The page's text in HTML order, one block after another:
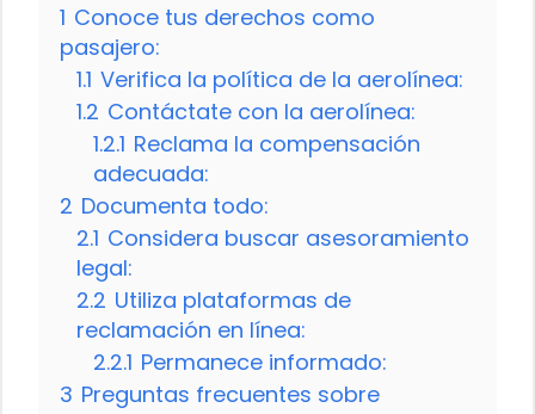
1 Conoce tus derechos como
pasajero:
1.1 Verifica la política de la aerolínea:
1.2 Contáctate con la aerolínea:
1.2.1 Reclama la compensación
adecuada:
2 Documenta todo:
2.1 Considera buscar asesoramiento
legal:
2.2 Utiliza plataformas de
reclamación en línea:
2.2.1 Permanece informado:
3 Preguntas frecuentes sobre